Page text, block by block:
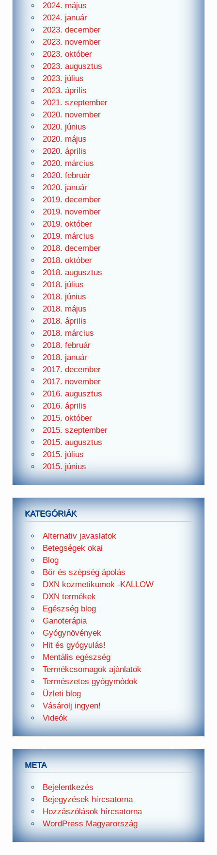
2024. május
2024. január
2023. december
2023. november
2023. október
2023. augusztus
2023. július
2023. április
2021. szeptember
2020. november
2020. június
2020. május
2020. április
2020. március
2020. február
2020. január
2019. december
2019. november
2019. október
2019. március
2018. december
2018. október
2018. augusztus
2018. július
2018. június
2018. május
2018. április
2018. március
2018. február
2018. január
2017. december
2017. november
2016. augusztus
2016. április
2015. október
2015. szeptember
2015. augusztus
2015. július
2015. június
KATEGÓRIÁK
Alternativ javaslatok
Betegségek okai
Blog
Bőr és szépség ápolás
DXN kozmetikumok -KALLOW
DXN termékek
Egészség blog
Ganoterápia
Gyógynövények
Hit és gyógyulás!
Mentális egészség
Termékcsomagok ajánlatok
Természetes gyógymódok
Üzleti blog
Vásárolj ingyen!
Videók
META
Bejelentkezés
Bejegyzések hírcsatorna
Hozzászólások hírcsatorna
WordPress Magyarország